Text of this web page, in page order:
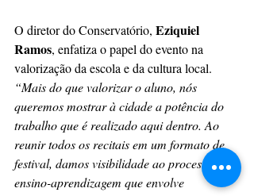
O diretor do Conservatório, Eziquiel
Ramos, enfatiza o papel do evento na
valorização da escola e da cultura local.
“Mais do que valorizar o aluno, nós
queremos mostrar à cidade a potência do
trabalho que é realizado aqui dentro. Ao
reunir todos os recitais em um formato de
festival, damos visibilidade ao processo de
ensino-aprendizagem que envolve